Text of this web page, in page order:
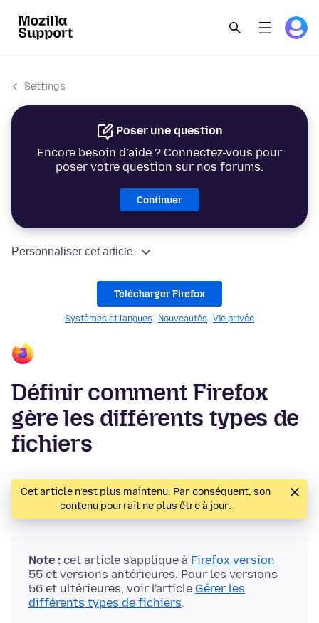
Settings
Poser une question
Encore besoin d’aide ? Connectez-vous pour
poser votre question sur nos forums.
Continuer
Personnaliser cet article
Télécharger Firefox
Systèmes et langues Nouveautés Vie privée
Définir comment Firefox
gère les différents types de
fichiers
Cet article n’est plus maintenu. Par conséquent, son
contenu pourrait ne plus être à jour.
Note : cet article s'applique à Firefox version
55 et versions antérieures. Pour les versions
56 et ultérieures, voir l'article Gérer les
différents types de fichiers.